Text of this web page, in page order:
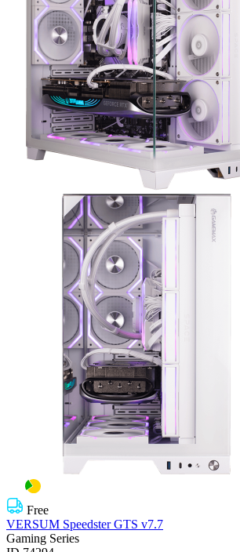
Free
VERSUM Speedster GTS v7.7
Gaming Series